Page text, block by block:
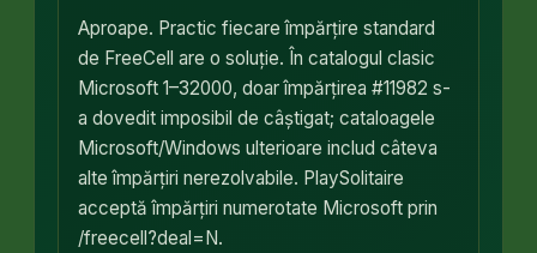
Aproape. Practic fiecare împărțire standard
de FreeCell are o soluție. În catalogul clasic
Microsoft 1–32000, doar împărțirea #11982 s-
a dovedit imposibil de câștigat; cataloagele
Microsoft/Windows ulterioare includ câteva
alte împărțiri nerezolvabile. PlaySolitaire
acceptă împărțiri numerotate Microsoft prin
/freecell?deal=N.